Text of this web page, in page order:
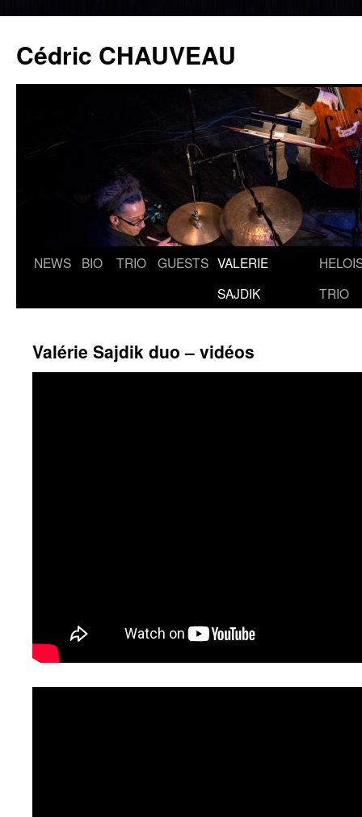
Cédric CHAUVEAU
Aller
NEWS BIO TRIO GUESTS VALERIE
SAJDIK
TRIO
Valérie Sajdik duo – vidéos